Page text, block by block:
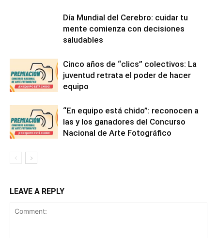
Día Mundial del Cerebro: cuidar tu
mente comienza con decisiones
saludables
Cinco años de “clics” colectivos: La
juventud retrata el poder de hacer
equipo
“En equipo está chido”: reconocen a
las y los ganadores del Concurso
Nacional de Arte Fotográfico
LEAVE A REPLY